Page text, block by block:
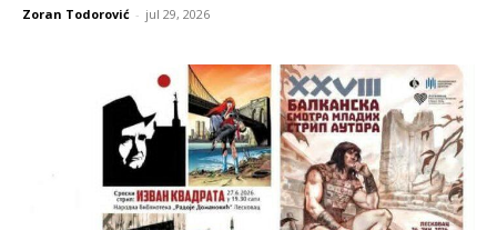
Zoran Todorović - jul 29, 2026